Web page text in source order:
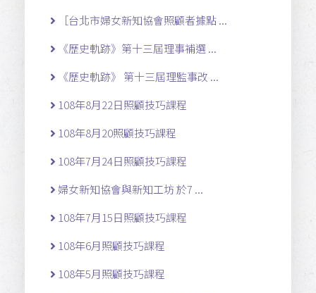
［台北市婦女新知協會照顧者據點 ...
《歷史軌跡》第十三屆理事補選 ...
《歷史軌跡》 第十三屆理監事改 ...
108年8月22日照顧技巧課程
108年8月20照顧技巧課程
108年7月24日照顧技巧課程
婦女新知協會與新知工坊 於7 ...
108年7月15日照顧技巧課程
108年6月照顧技巧課程
108年5月照顧技巧課程